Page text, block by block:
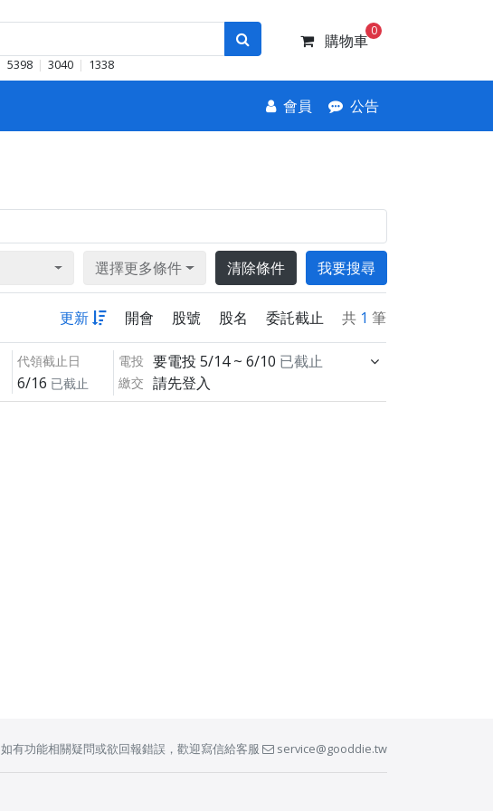
5398 3040 1338
購物車
0
會員 公告
選擇更多條件 清除條件 我要搜尋
更新 開會 股號 股名 委託截止 共 1 筆
代領截止日
6/16 已截止
電投 要電投 5/14 ~ 6/10 已截止
繳交 請先登入
如有功能相關疑問或欲回報錯誤，歡迎寫信給客服 service@gooddie.tw